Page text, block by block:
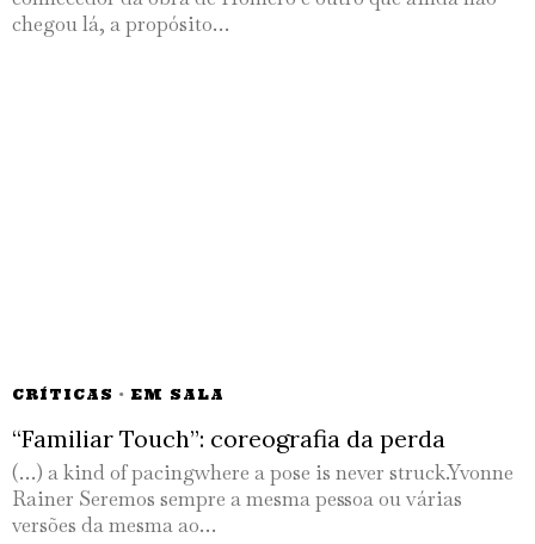
chegou lá, a propósito…
CRÍTICAS · EM SALA
“Familiar Touch”: coreografia da perda
(…) a kind of pacingwhere a pose is never struck.Yvonne
Rainer Seremos sempre a mesma pessoa ou várias
versões da mesma ao…